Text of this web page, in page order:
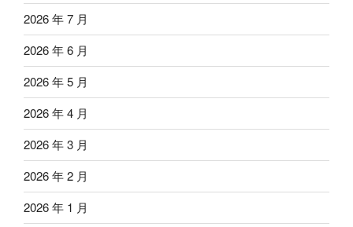
2026 年 7 月
2026 年 6 月
2026 年 5 月
2026 年 4 月
2026 年 3 月
2026 年 2 月
2026 年 1 月